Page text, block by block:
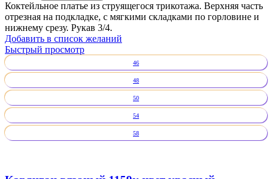
Коктейльное платье из струящегося трикотажа. Верхняя часть
отрезная на подкладке, с мягкими складками по горловине и
нижнему срезу. Рукав 3/4.
Добавить в список желаний
Быстрый просмотр
46
48
50
54
58